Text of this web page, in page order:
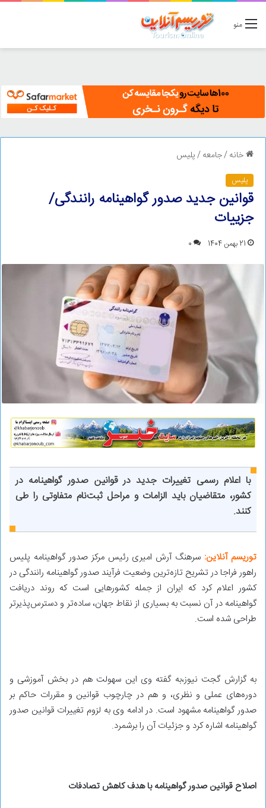
منو
خانه/جامعه/پلیس
پلیس
قوانین جدید صدور گواهینامه رانندگی/
جزییات
21 بهمن 1404 0
با اعلام رسمی تغییرات جدید در قوانین صدور گواهینامه در
کشور، متقاضیان باید الزامات و مراحل ثبت‌نام متفاوتی را طی
کنند.
توریسم آنلاین: سرهنگ آرش امیری رئیس مرکز صدور گواهینامه پلیس
راهور فراجا در تشریح تازه‌ترین وضعیت فرآیند صدور گواهینامه رانندگی در
کشور اعلام کرد که ایران از جمله کشورهایی است که روند دریافت
گواهینامه در آن نسبت به بسیاری از نقاط جهان، ساده‌تر و دسترس‌پذیرتر
طراحی شده است.
به گزارش گجت نیوز،به گفته وی این سهولت هم در بخش آموزشی و
دوره‌های عملی و نظری، و هم در چارچوب قوانین و مقررات حاکم بر
صدور گواهینامه مشهود است. در ادامه وی به لزوم تغییرات قوانین صدور
گواهینامه اشاره کرد و جزئیات آن را برشمرد.
اصلاح قوانین صدور گواهینامه با هدف کاهش تصادفات